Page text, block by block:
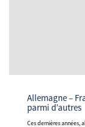
Allemagne – France: un moteur de l’Union Européenne…
parmi d’autres
Ces dernières années, alors que l’Union européenne peinait, des voix se sont